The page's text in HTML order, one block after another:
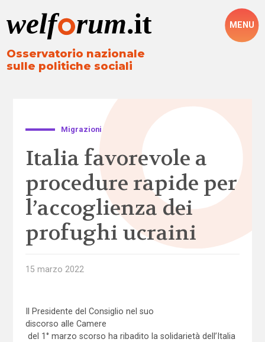
Osservatorio nazionale
sulle politiche sociali
MENU
Migrazioni
Italia favorevole a
procedure rapide per
l’accoglienza dei
profughi ucraini
15 marzo 2022
Il Presidente del Consiglio nel suo
discorso alle Camere
del 1° marzo scorso ha ribadito la solidarietà dell’Italia